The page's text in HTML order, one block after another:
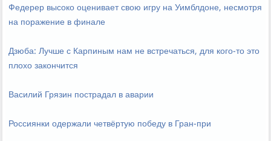
Федерер высоко оценивает свою игру на Уимблдоне, несмотря
на поражение в финале
Дзюба: Лучше с Карпиным нам не встречаться, для кого-то это
плохо закончится
Василий Грязин пострадал в аварии
Россиянки одержали четвёртую победу в Гран-при